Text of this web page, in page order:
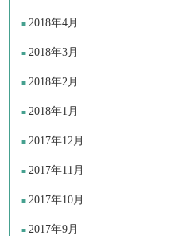
2018年4月
2018年3月
2018年2月
2018年1月
2017年12月
2017年11月
2017年10月
2017年9月